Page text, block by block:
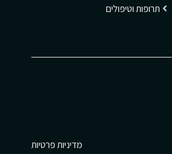
תרופות וטיפולים
מדיניות פרטיות